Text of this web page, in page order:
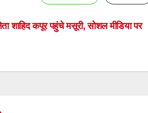
शाहिद कपूर पहुंचे मसूरी, सोशल मीडिया पर